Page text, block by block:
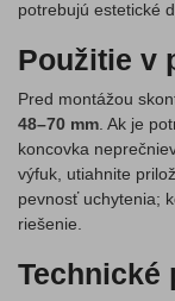
potrebujú estetické
Použitie v
Pred montážou
48–70 mm . Ak je
koncovka
výfuk, utiahnite
pevnosť uchytenia;
riešenie.
Technické